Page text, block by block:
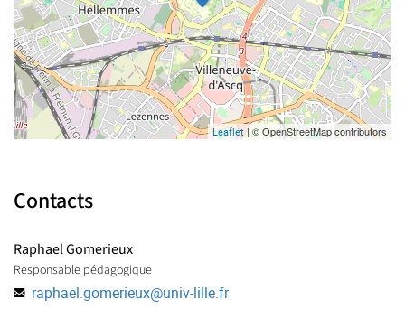
Leaflet| © OpenStreetMap contributors
Contacts
Raphael Gomerieux
Responsable pédagogique
raphael.gomerieux@univ-lille.fr